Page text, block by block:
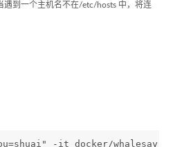
遇到一个主机名不在/etc/hosts 中，将连
-it docker/whalesay /